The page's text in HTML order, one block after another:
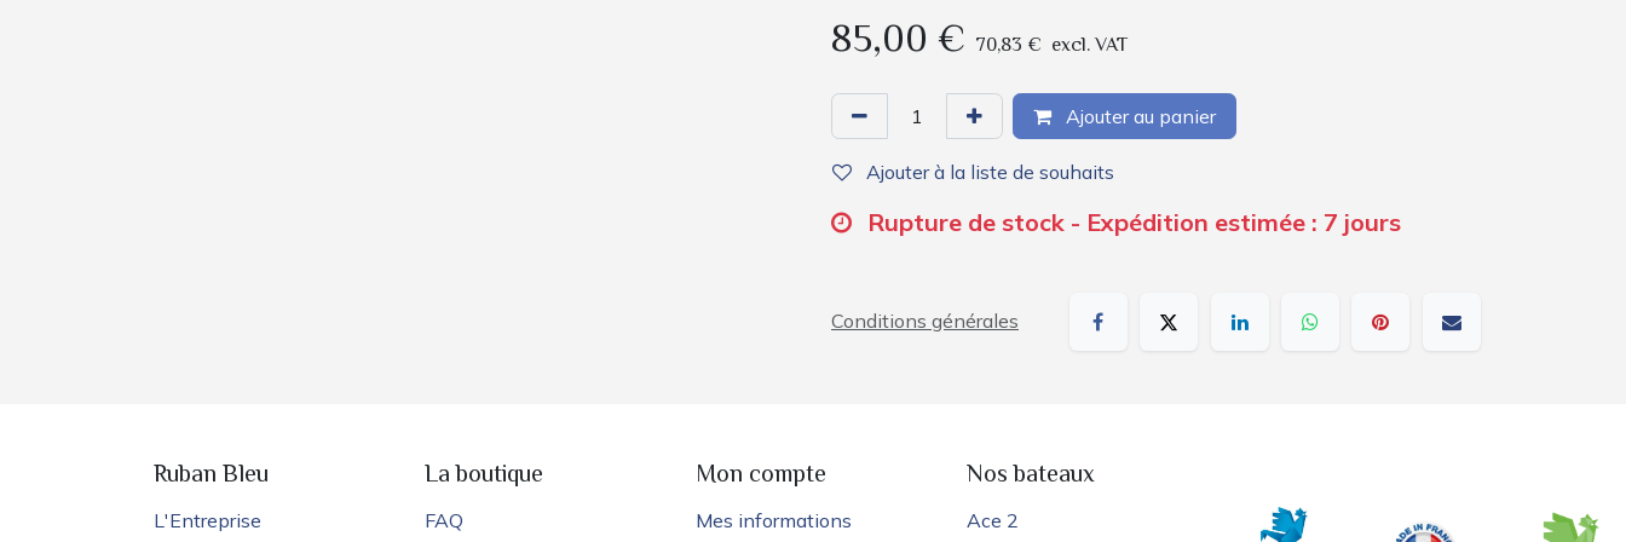
85,00 € 70,83 € excl. VAT
Ajouter au panier
Ajouter à la liste de souhaits
Rupture de stock - Expédition estimée : 7 jours
Conditions générales
Ruban Bleu
L'Entreprise
La boutique
FAQ
Mon compte
Mes informations
Nos bateaux
Ace 2